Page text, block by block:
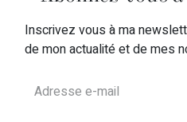
Inscrivez vous à ma
de mon actualité et de mes